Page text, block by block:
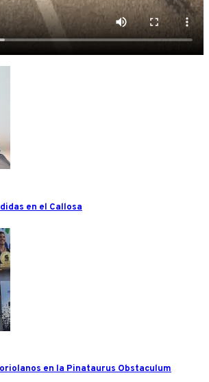
en el Callosa
en la Pinataurus Obstaculum